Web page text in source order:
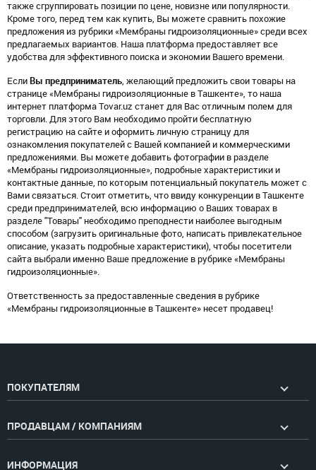
также сгруппировать позиции по цене, новизне или популярности.
Кроме того, перед тем как купить, Вы можете сравнить похожие
предложения из рубрики «Мембраны гидроизоляционные» среди всех
предлагаемых вариантов. Наша платформа предоставляет все
удобства для эффективного поиска и экономии Вашего времени.
Если Вы предприниматель, желающий предложить свои товары на
странице «Мембраны гидроизоляционные в Ташкенте», то наша
интернет платформа Tovar.uz станет для Вас отличным полем для
торговли. Для этого Вам необходимо пройти бесплатную
регистрацию на сайте и оформить личную страницу для
ознакомления покупателей с Вашей компанией и коммерческими
предложениями. Вы можете добавить фотографии в разделе
«Мембраны гидроизоляционные», подробные характеристики и
контактные данные, по которым потенциальный покупатель может с
Вами связаться. Стоит отметить, что ввиду конкуренции в Ташкенте
среди предпринимателей, всю информацию о Ваших товарах в
разделе "Товары" необходимо преподнести наиболее выгодным
способом (загрузить оригинальные фото, написать привлекательное
описание, указать подробные характеристики), чтобы посетители
сайта выбрали именно Ваше предложение в рубрике «Мембраны
гидроизоляционные».
Ответственность за предоставленные сведения в рубрике
«Мембраны гидроизоляционные в Ташкенте» несет продавец!
ПОКУПАТЕЛЯМ
ПРОДАВЦАМ / КОМПАНИЯМ
ИНФОРМАЦИЯ